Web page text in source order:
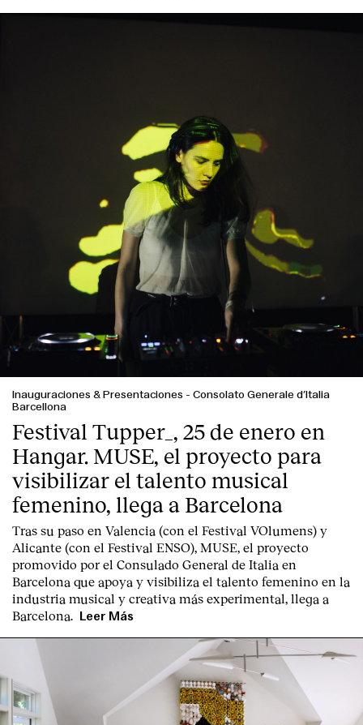
Inauguraciones & Presentaciones - Consolato Generale d’Italia
Barcellona
Festival Tupper_, 25 de enero en
Hangar. MUSE, el proyecto para
visibilizar el talento musical
femenino, llega a Barcelona
Tras su paso en Valencia (con el Festival VOlumens) y
Alicante (con el Festival ENSO), MUSE, el proyecto
promovido por el Consulado General de Italia en
Barcelona que apoya y visibiliza el talento femenino en la
industria musical y creativa más experimental, llega a
Barcelona.
Leer Más